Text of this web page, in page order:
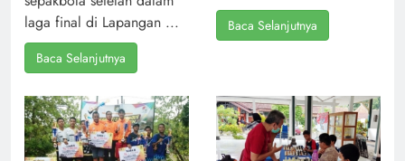
laga final di Lapangan ...
Baca Selanjutnya
Baca Selanjutnya